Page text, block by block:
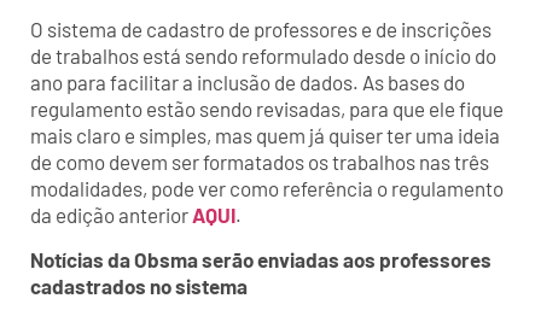
O sistema de cadastro de professores e de inscrições
de trabalhos está sendo reformulado desde o início do
ano para facilitar a inclusão de dados. As bases do
regulamento estão sendo revisadas, para que ele fique
mais claro e simples, mas quem já quiser ter uma ideia
de como devem ser formatados os trabalhos nas três
modalidades, pode ver como referência o regulamento
da edição anteriorAQUI.
Notícias da Obsma serão enviadas aos professores
cadastrados no sistema